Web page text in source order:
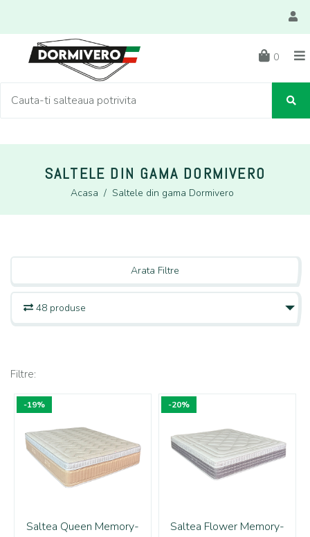
0
SALTELE DIN GAMA DORMIVERO
Acasa / Saltele din gama Dormivero
Arata Filtre
48 produse
Filtre:
-19%
Saltea Queen Memory-
-20%
Saltea Flower Memory-